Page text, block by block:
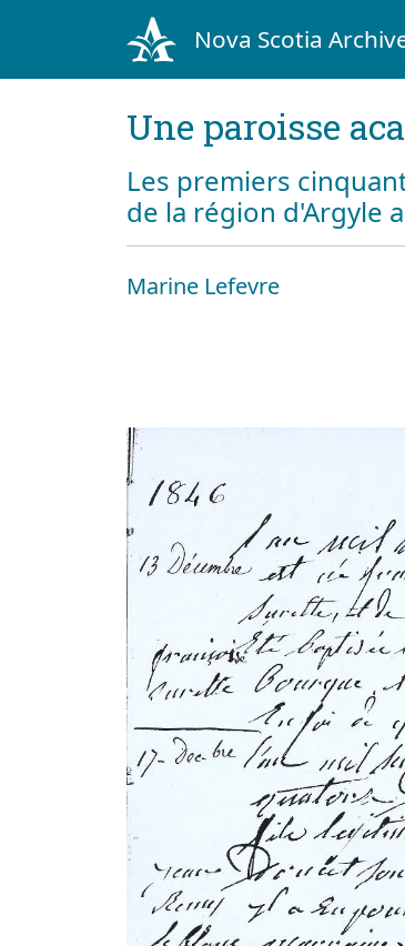
Nova Scotia
Une paroisse
Les premiers
de la région d'Argyle
Marine Lefevre